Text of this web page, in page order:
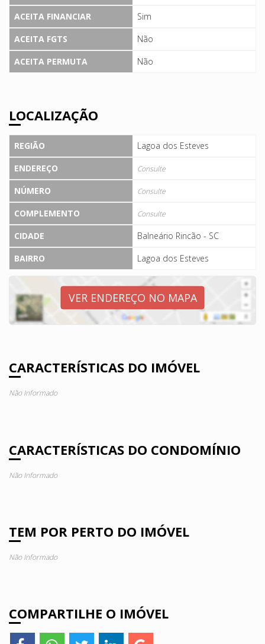
ACEITA FINANCIAR
Sim
ACEITA FGTS
Não
ACEITA PERMUTA
Não
LOCALIZAÇÃO
REGIÃO
Lagoa dos Esteves
ENDEREÇO
Consulte
NÚMERO Consulte
COMPLEMENTO Consulte
CIDADE
Balneário Rincão - SC
BAIRRO
Lagoa dos Esteves
VER ENDEREÇO NO MAPA
CARACTERÍSTICAS DO IMÓVEL
Não Informado
CARACTERÍSTICAS DO CONDOMÍNIO
Não Informado
TEM POR PERTO DO IMÓVEL
Não Informado
COMPARTILHE O IMÓVEL